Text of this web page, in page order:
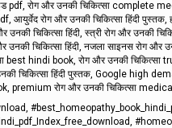
pdf, रोग और उनकी चिकित्सा complete
रोग और उनकी चिकित्सा हिंदी पुस्तक,
चिकित्सा हिंदी, स्त्री रोग और उनकी
चिकित्सा हिंदी, नजला साइनस रोग और
hindi book, रोग और उनकी चिकित्सा
चिकित्सा हिंदी पुस्तक, Google high
premium रोग और उनकी चिकित्सा